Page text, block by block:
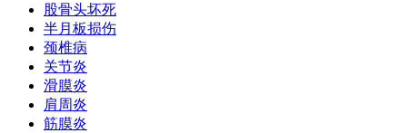
股骨头坏死
半月板损伤
颈椎病
关节炎
滑膜炎
肩周炎
筋膜炎